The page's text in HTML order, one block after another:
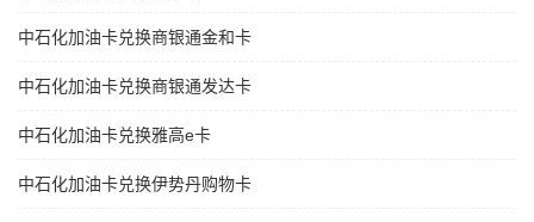
中石化加油卡兑换商银通金和卡
中石化加油卡兑换商银通发达卡
中石化加油卡兑换雅高e卡
中石化加油卡兑换伊势丹购物卡